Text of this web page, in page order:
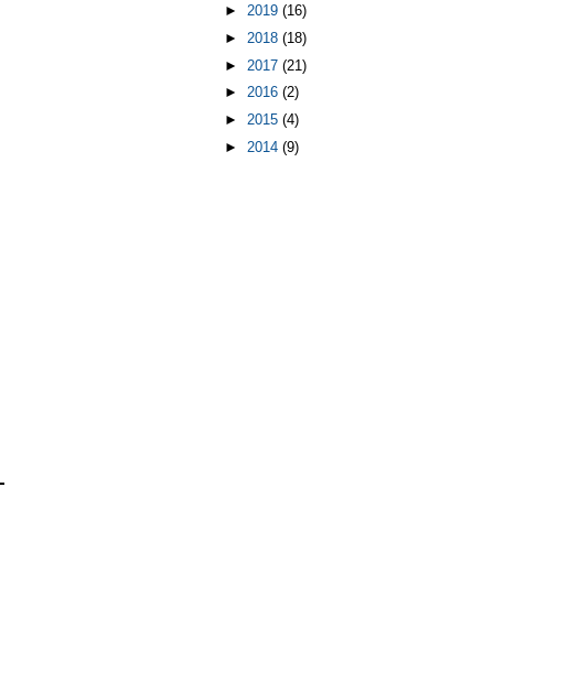
► 2019 (16)
► 2018 (18)
► 2017 (21)
► 2016 (2)
► 2015 (4)
► 2014 (9)